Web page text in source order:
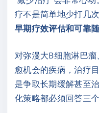
疗不是简单地少打几
早期疗效评估和可靠
对弥漫大B细胞淋巴
愈机会的疾病，治疗
是争取长期缓解甚至
化策略都必须回答三个